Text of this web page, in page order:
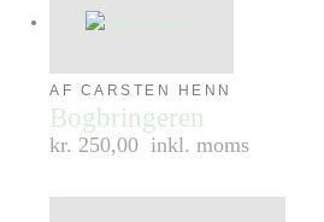
AF CARSTEN HENN
Bogbringeren
kr. 250,00 inkl. moms